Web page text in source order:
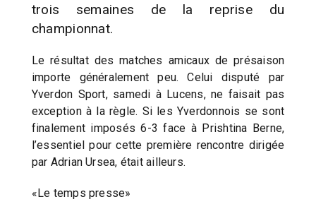
trois semaines de la reprise du
championnat.
Le résultat des matches amicaux de présaison
importe généralement peu. Celui disputé par
Yverdon Sport, samedi à Lucens, ne faisait pas
exception à la règle. Si les Yverdonnois se sont
finalement imposés 6-3 face à Prishtina Berne,
l’essentiel pour cette première rencontre dirigée
par Adrian Ursea, était ailleurs.
«Le temps presse»